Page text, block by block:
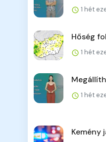
1 hét
Hőség
1 hét
1 hét
Kemény